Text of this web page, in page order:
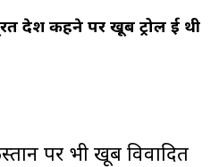
देश कहने पर खूब ट्रोल हुई थी
पर भी खूब विवादित